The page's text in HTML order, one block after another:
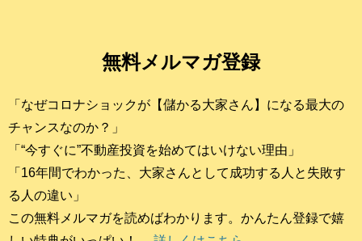
無料メルマガ登録
「なぜコロナショックが【儲かる大家さん】になる最大の
チャンスなのか？」
「“今すぐに”不動産投資を始めてはいけない理由」
「16年間でわかった、大家さんとして成功する人と失敗す
る人の違い」
この無料メルマガを読めばわかります。かんたん登録で嬉